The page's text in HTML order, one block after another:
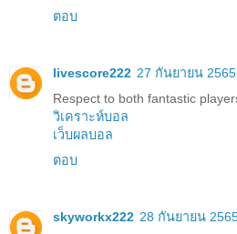
ตอบ
livescore222 27 กันยายน 2565
Respect to both fantastic
วิเคราะห์บอล
เว็บผลบอล
ตอบ
skyworkx222 28 กันยายน